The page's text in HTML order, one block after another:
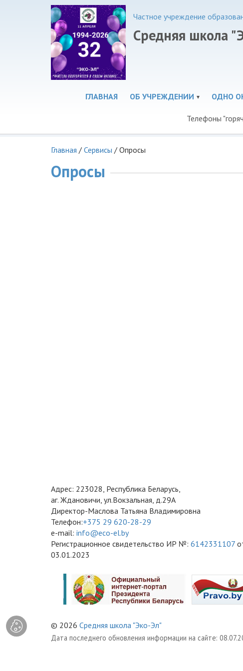
Частное учреждение
Средняя школа
ГЛАВНАЯ ОБ УЧРЕЖДЕНИИ ОДНО
Телефоны
Главная / Сервисы / Опросы
Опросы
Адрес: 223028, Республика Беларусь,
аг. Ждановичи, ул.Вокзальная, д.29А
Директор-Маслова Татьяна Владимировна
Телефон:+375 29 620-28-29
e-mail: info@eco-el.by
Регистрационное свидетельство ИР №: 6142331107
03.01.2023
© 2026 Средняя школа "Эко-Эл"
Дата последнего обновления информации на сайте: